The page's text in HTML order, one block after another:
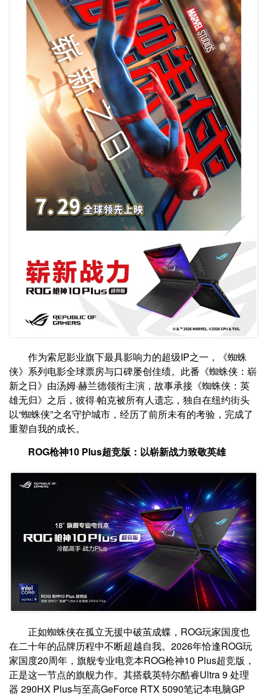
作为索尼影业旗下最具影响力的超级IP之一，《蜘蛛
侠》系列电影全球票房与口碑屡创佳绩。此番《蜘蛛侠：崭
新之日》由汤姆·赫兰德领衔主演，故事承接《蜘蛛侠：英
雄无归》之后，彼得·帕克被所有人遗忘，独自在纽约街头
以“蜘蛛侠”之名守护城市，经历了前所未有的考验，完成了
重塑自我的成长。
ROG枪神10 Plus超竞版：以崭新战力致敬英雄
正如蜘蛛侠在孤立无援中破茧成蝶，ROG玩家国度也
在二十年的品牌历程中不断超越自我。2026年恰逢ROG玩
家国度20周年，旗舰专业电竞本ROG枪神10 Plus超竞版，
正是这一节点的旗舰力作。其搭载英特尔酷睿Ultra 9 处理
器 290HX Plus与至高GeForce RTX 5090笔记本电脑GP